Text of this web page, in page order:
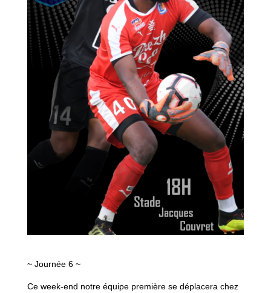
~ Journée 6 ~
Ce week-end notre équipe première se déplacera chez